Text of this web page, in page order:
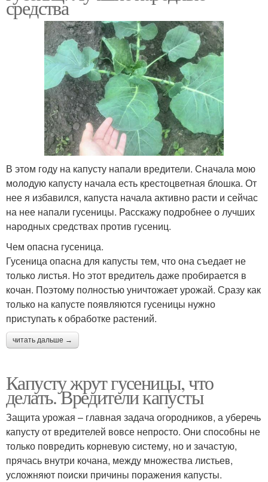
средства
В этом году на капусту напали вредители. Сначала мою
молодую капусту начала есть крестоцветная блошка. От
нее я избавился, капуста начала активно расти и сейчас
на нее напали гусеницы. Расскажу подробнее о лучших
народных средствах против гусениц.
Чем опасна гусеница.
Гусеница опасна для капусты тем, что она съедает не
только листья. Но этот вредитель даже пробирается в
кочан. Поэтому полностью уничтожает урожай. Сразу как
только на капусте появляются гусеницы нужно
приступать к обработке растений.
читать дальше →
Капусту жрут гусеницы, что
делать. Вредители капусты
Защита урожая – главная задача огородников, а уберечь
капусту от вредителей вовсе непросто. Они способны не
только повредить корневую систему, но и зачастую,
прячась внутри кочана, между множества листьев,
усложняют поиски причины поражения капусты.